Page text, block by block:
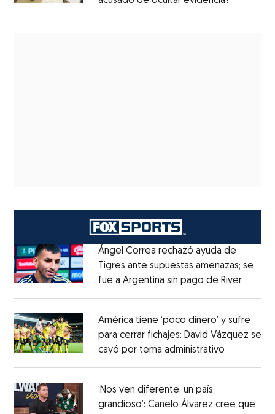
Ángel Correa rechazó ayuda de
Tigres ante supuestas amenazas; se
fue a Argentina sin pago de RiverOpens
América tiene ‘poco dinero’ y sufre
para cerrar fichajes: David Vázquez se
cayó por tema administrativo
‘Nos ven diferente, un país
grandioso’: Canelo Álvarez cree que